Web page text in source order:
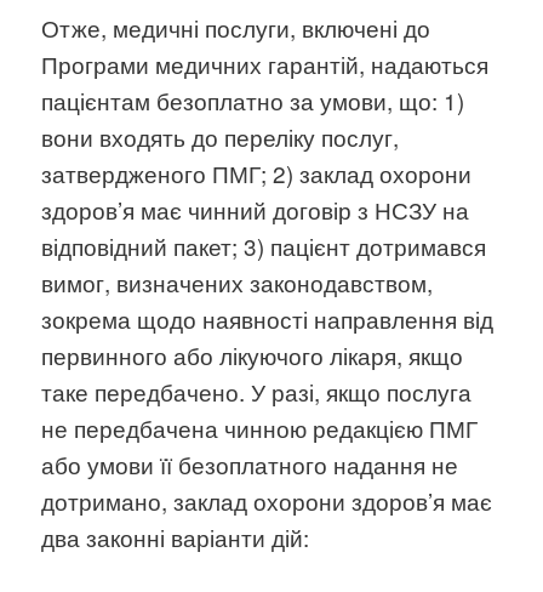
Отже, медичні послуги, включені до
Програми медичних гарантій, надаються
пацієнтам безоплатно за умови, що: 1)
вони входять до переліку послуг,
затвердженого ПМГ; 2) заклад охорони
здоров’я має чинний договір з НСЗУ на
відповідний пакет; 3) пацієнт дотримався
вимог, визначених законодавством,
зокрема щодо наявності направлення від
первинного або лікуючого лікаря, якщо
таке передбачено. У разі, якщо послуга
не передбачена чинною редакцією ПМГ
або умови її безоплатного надання не
дотримано, заклад охорони здоров’я має
два законні варіанти дій: